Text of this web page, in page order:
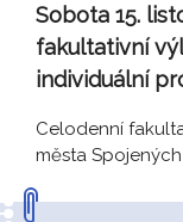
Sobota 15.
fakultativní
individuální
Celodenní
města